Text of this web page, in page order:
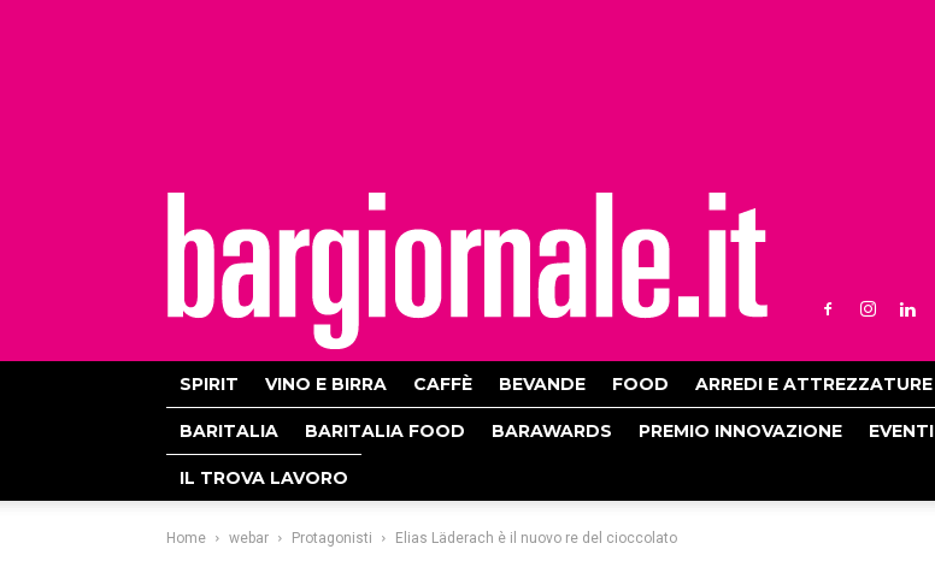
SPIRIT VINO E BIRRA CAFFÈ BEVANDE FOOD ARREDI E ATTREZZATURE
BARITALIA BARITALIA FOOD BARAWARDS PREMIO INNOVAZIONE EVENTI
IL TROVA LAVORO
Home webar Protagonisti Elias Läderach è il nuovo re del cioccolato